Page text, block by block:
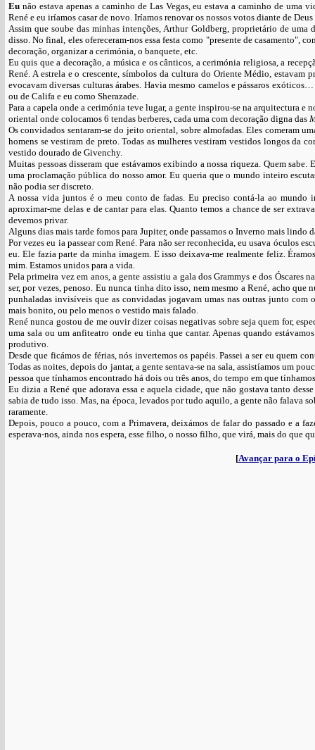
Eu não estava apenas a caminho de Las Vegas, eu estava a caminho de uma
René e eu iríamos casar de novo. Iríamos renovar os nossos votos diante de Deus
Assim que soube das minhas intenções, Arthur Goldberg, proprietário de uma
disso. No final, eles ofereceram-nos essa festa como "presente de casamento",
decoração, organizar a cerimónia, o banquete, etc.
Eu quis que a decoração, a música e os cânticos, a cerimónia religiosa, a
René. A estrela e o crescente, símbolos da cultura do Oriente Médio, estavam
evocavam diversas culturas árabes. Havia mesmo camelos e pássaros
ou de Califa e eu como Sherazade.
Para a capela onde a cerimónia teve lugar, a gente inspirou-se na arquitectura e
oriental onde colocamos 6 tendas berberes, cada uma com decoração digna das
Os convidados sentaram-se do jeito oriental, sobre almofadas. Eles comeram
homens se vestiram de preto. Todas as mulheres vestiram vestidos longos da
vestido dourado de Givenchy.
Muitas pessoas disseram que estávamos exibindo a nossa riqueza. Quem
uma proclamação pública do nosso amor. Eu queria que o mundo inteiro
não podia ser discreto.
A nossa vida juntos é o meu conto de fadas. Eu preciso contá-la ao mundo
aproximar-me delas e de cantar para elas. Quanto temos a chance de ser
devemos privar.
Alguns dias mais tarde fomos para Jupiter, onde passamos o Inverno mais lindo
Por vezes eu ia passear com René. Para não ser reconhecida, eu usava óculos
eu. Ele fazia parte da minha imagem. E isso deixava-me realmente feliz.
mim. Estamos unidos para a vida.
Pela primeira vez em anos, a gente assistiu a gala dos Grammys e dos Óscares
ser, por vezes, penoso. Eu nunca tinha dito isso, nem mesmo a René, acho
punhaladas invisíveis que as convidadas jogavam umas nas outras junto
mais bonito, ou pelo menos o vestido mais falado.
René nunca gostou de me ouvir dizer coisas negativas sobre seja quem for,
uma sala ou um anfiteatro onde eu tinha que cantar. Apenas quando
produtivo.
Desde que ficámos de férias, nós invertemos os papéis. Passei a ser eu quem
Todas as noites, depois do jantar, a gente sentava-se na sala, assistíamos um
pessoa que tínhamos encontrado há dois ou três anos, do tempo em que
Eu dizia a René que adorava essa e aquela cidade, que não gostava tanto
sabia de tudo isso. Mas, na época, levados por tudo aquilo, a gente não falava
raramente.
Depois, pouco a pouco, com a Primavera, deixámos de falar do passado e a
esperava-nos, ainda nos espera, esse filho, o nosso filho, que virá, mais do que
[Avançar para o